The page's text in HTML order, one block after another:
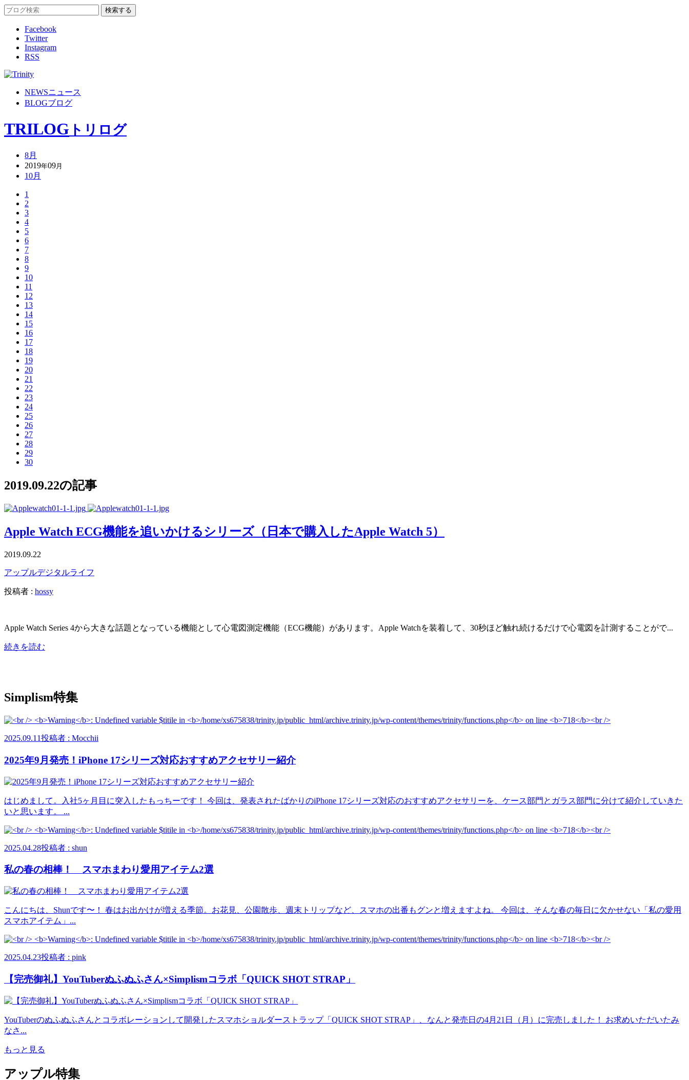
Facebook
Twitter
Instagram
RSS
NEWSニュース
BLOGブログ
TRILOG トリログ
8月
2019年09 月
10月
1
2
3
4
5
6
7
8
9
10
11
12
13
14
15
16
17
18
19
20
21
22
23
24
25
26
27
28
29
30
2019.09.22の記事
Apple Watch ECG機能を追いかけるシリーズ（日本で購入したApple Watch 5）
2019.09.22
アップルデジタルライフ
投稿者 : hossy
Apple Watch Series 4から大きな話題となっている機能として心電図測定機能（ECG機能）があります。Apple Watchを装着して、30秒ほど触れ続けるだけで心電図を計測することがで...
続きを読む
Simplism特集
2025.09.11投稿者 : Mocchii
2025年9月発売！iPhone 17シリーズ対応おすすめアクセサリー紹介
はじめまして。入社5ヶ月目に突入したもっちーです！ 今回は、発表されたばかりのiPhone 17シリーズ対応のおすすめアクセサリーを、ケース部門とガラス部門に分けて紹介していきた
いと思います。 ...
2025.04.28投稿者 : shun
私の春の相棒！ スマホまわり愛用アイテム2選
こんにちは、Shunです〜！ 春はお出かけが増える季節。お花見、公園散歩、週末トリップなど、スマホの出番もグンと増えますよね。 今回は、そんな春の毎日に欠かせない「私の愛用
スマホアイテム」...
2025.04.23投稿者 : pink
【完売御礼】YouTuberぬふぬふさん×Simplismコラボ「QUICK SHOT STRAP」
YouTuberのぬふぬふさんとコラボレーションして開発したスマホショルダーストラップ「QUICK SHOT STRAP」、なんと発売日の4月21日（月）に完売しました！ お求めいただいたみ
なさ...
もっと見る
アップル特集